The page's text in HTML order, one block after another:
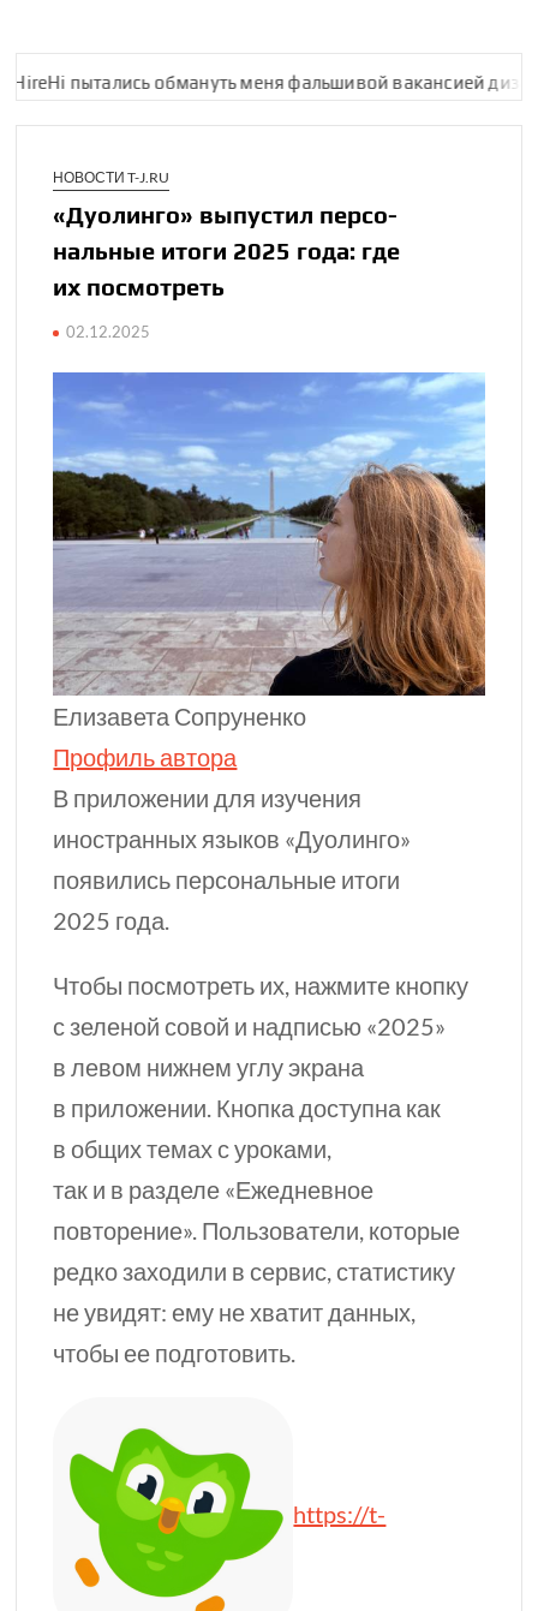
обмануть меня фальшивой вакан­сией дизайнера, а
НОВОСТИ T-J.RU
«Дуолинго» выпустил персо­
нальные итоги 2025 года: где
их посмотреть
02.12.2025
Елизавета Сопруненко
Профиль автора
В приложении для изучения
иностранных языков «Дуолинго»
появились персональные итоги
2025 года.
Чтобы посмотреть их, нажмите кнопку
с зеленой совой и надписью «2025»
в левом нижнем углу экрана
в приложении. Кнопка доступна как
в общих темах с уроками,
так и в разделе «Ежедневное
повторение». Пользователи, которые
редко заходили в сервис, статистику
не увидят: ему не хватит данных,
чтобы ее подготовить.
https://t-